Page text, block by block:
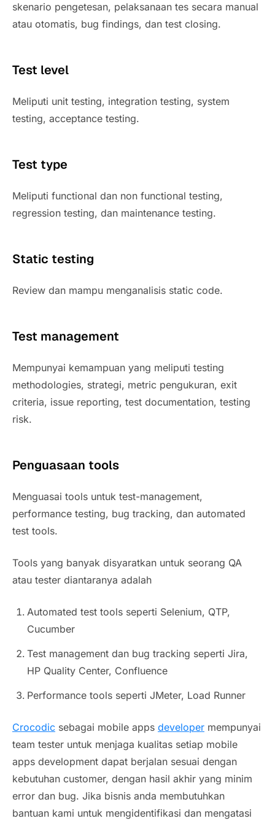
skenario pengetesan, pelaksanaan tes secara manual
atau otomatis, bug findings, dan test closing.
Test level
Meliputi unit testing, integration testing, system
testing, acceptance testing.
Test type
Meliputi functional dan non functional testing,
regression testing, dan maintenance testing.
Static testing
Review dan mampu menganalisis static code.
Test management
Mempunyai kemampuan yang meliputi testing
methodologies, strategi, metric pengukuran, exit
criteria, issue reporting, test documentation, testing
risk.
Penguasaan tools
Menguasai tools untuk test-management,
performance testing, bug tracking, dan automated
test tools.
Tools yang banyak disyaratkan untuk seorang QA
atau tester diantaranya adalah
Automated test tools seperti Selenium, QTP,
Cucumber
Test management dan bug tracking seperti Jira,
HP Quality Center, Confluence
Performance tools seperti JMeter, Load Runner
Crocodic sebagai mobile apps developer mempunyai
team tester untuk menjaga kualitas setiap mobile
apps development dapat berjalan sesuai dengan
kebutuhan customer, dengan hasil akhir yang minim
error dan bug. Jika bisnis anda membutuhkan
bantuan kami untuk mengidentifikasi dan mengatasi